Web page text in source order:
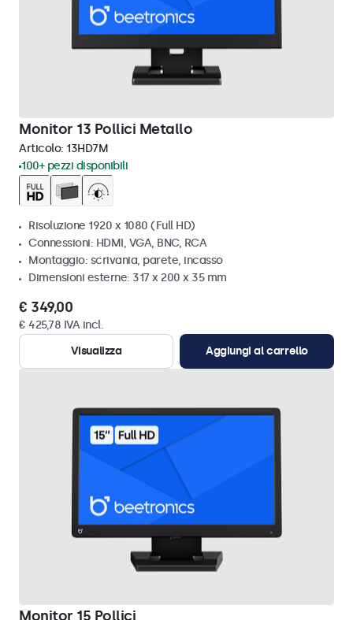
Monitor 13 Pollici Metallo
Articolo: 13HD7M
100+ pezzi disponibili
Risoluzione 1920 x 1080 (Full HD)
Connessioni: HDMI, VGA, BNC, RCA
Montaggio: scrivania, parete, incasso
Dimensioni esterne: 317 x 200 x 35 mm
€ 349,00
€ 425,78 IVA incl.
Visualizza
Aggiungi al carrello
Monitor 15 Pollici